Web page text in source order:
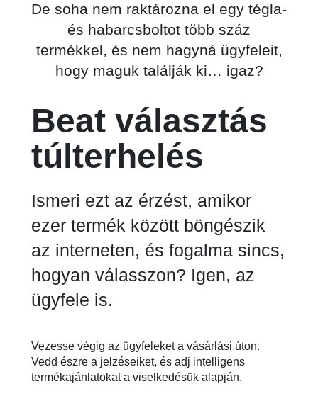
De soha nem raktározna el egy tégla-
és habarcsboltot több száz
termékkel, és nem hagyná ügyfeleit,
hogy maguk találják ki… igaz?
Beat választás
túlterhelés
Ismeri ezt az érzést, amikor
ezer termék között böngészik
az interneten, és fogalma sincs,
hogyan válasszon? Igen, az
ügyfele is.
Vezesse végig az ügyfeleket a vásárlási úton.
Vedd észre a jelzéseiket, és adj intelligens
termékajánlatokat a viselkedésük alapján.